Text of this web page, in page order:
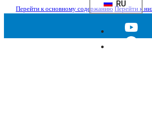
Перейти к основному содержанию Перейти к
RU